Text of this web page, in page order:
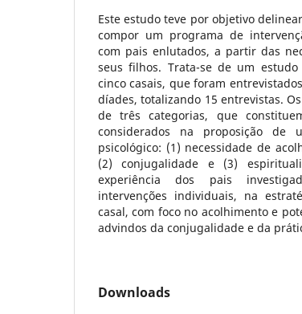
Este estudo teve por objetivo
compor um programa de
com pais enlutados, a partir das
seus filhos. Trata-se de um
cinco casais, que foram
díades, totalizando 15 entrevistas.
de três categorias, que
considerados na proposição de
psicológico: (1) necessidade de
(2) conjugalidade e (3)
experiência dos pais
intervenções individuais, na
casal, com foco no acolhimento e
advindos da conjugalidade e da
Downloads